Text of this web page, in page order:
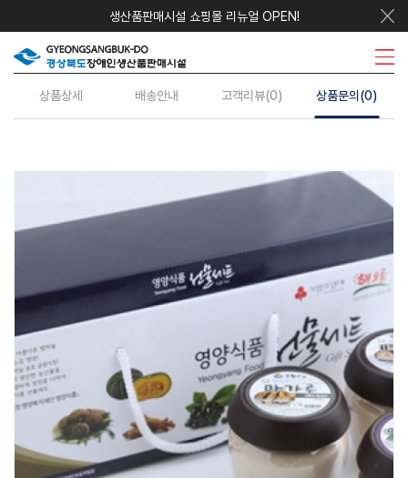
생산품판매시설 쇼핑몰 리뉴얼 OPEN!
우리지역상품 시설안내 주요사업 수의계약 정보센터
상품상세 배송안내 고객리뷰(0) 상품문의(0)